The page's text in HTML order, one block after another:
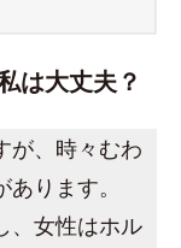
は大丈夫？
が、時々むわ
ります。
、女性はホル